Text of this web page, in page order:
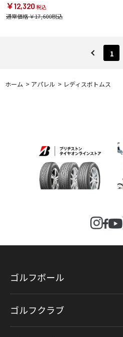
￥12,320
通常価格 ￥17,600
1
ホーム > アパレル > レディスボトムス
ゴルフボール
ゴルフクラブ